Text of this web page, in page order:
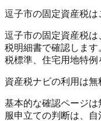
逗子市の固定資産税は
逗子市の固定資産税
税明細書で確認しま
税標準、住宅用地特例
資産税ナビの利用は無
基本的な確認ページ
服申立ての判断は、